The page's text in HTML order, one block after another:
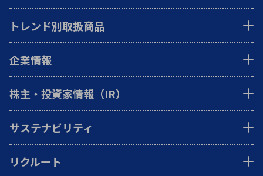
トレンド別取扱商品
企業情報
株主・投資家情報（IR）
サステナビリティ
リクルート